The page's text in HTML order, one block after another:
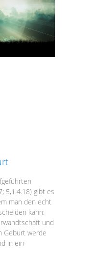
5,1.4.18) gibt es
man den echt
kann:
und
Geburt werde
in ein